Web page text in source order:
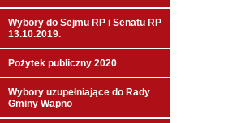
Wybory do Sejmu RP i Senatu RP
13.10.2019.
Pożytek publiczny 2020
Wybory uzupełniające do Rady
Gminy Wapno